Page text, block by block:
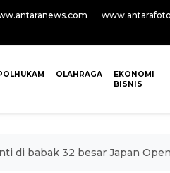
OLAHRAGA
EKONOMI
BISNIS
di babak 32 besar Japan